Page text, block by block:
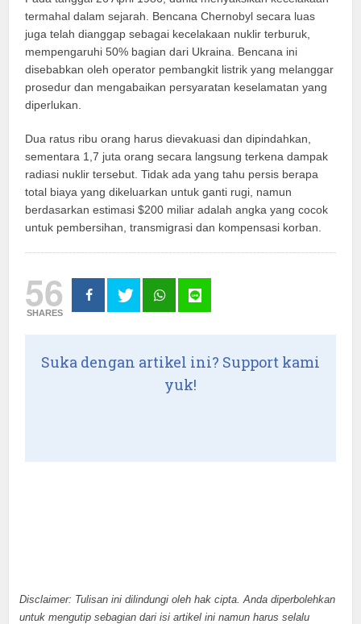
termahal dalam sejarah. Bencana Chernobyl secara luas
juga telah dianggap sebagai kecelakaan nuklir terburuk,
mempengaruhi 50% bagian dari Ukraina. Bencana ini
disebabkan oleh operator pembangkit listrik yang melanggar
prosedur dan mengabaikan persyaratan keselamatan yang
diperlukan.
Dua ratus ribu orang harus dievakuasi dan dipindahkan,
sementara 1,7 juta orang secara langsung terkena dampak
radiasi nuklir tersebut. Tidak ada yang tahu persis berapa
total biaya yang dikeluarkan untuk ganti rugi, namun
berdasarkan estimasi $200 miliar adalah angka yang cocok
untuk pembersihan, transmigrasi dan kompensasi korban.
56
SHARES
Suka dengan artikel ini? Support kami
yuk!
Disclaimer: Tulisan ini dilindungi oleh hak cipta. Anda diperbolehkan
untuk mengutip sebagian dari isi artikel ini namun harus selalu